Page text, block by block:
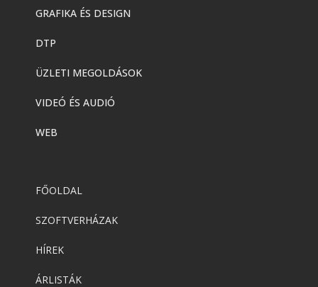
GRAFIKA ÉS DESIGN
DTP
ÜZLETI MEGOLDÁSOK
VIDEÓ ÉS AUDIÓ
WEB
FŐOLDAL
SZOFTVERHÁZAK
HÍREK
ÁRLISTÁK